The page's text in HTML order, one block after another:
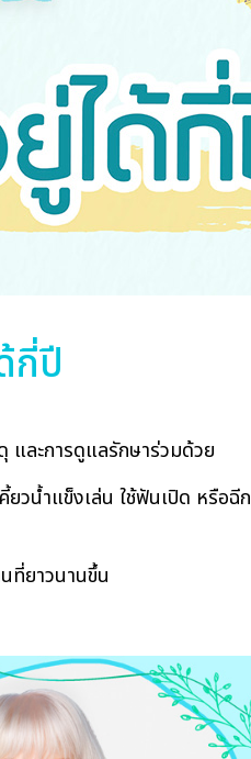
กี่ปี
และการดูแลรักษาร่วมด้วย
ยวน้ำแข็งเล่น ใช้ฟันเปิด หรือฉีก
ที่ยาวนานขึ้น